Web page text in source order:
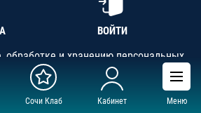
Сочи Клаб Кабинет Меню
ВОЙТИ
обработке и хранению персональных
данных
Регион», ОГРН 1142300002349,